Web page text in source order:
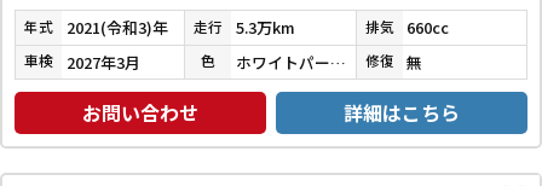
年式 2021(令和3)年 走行 5.3万km 排気 660cc
車検 2027年3月 色 ホワイトパール３コートパール 修復 無
お問い合わせ 詳細はこちら